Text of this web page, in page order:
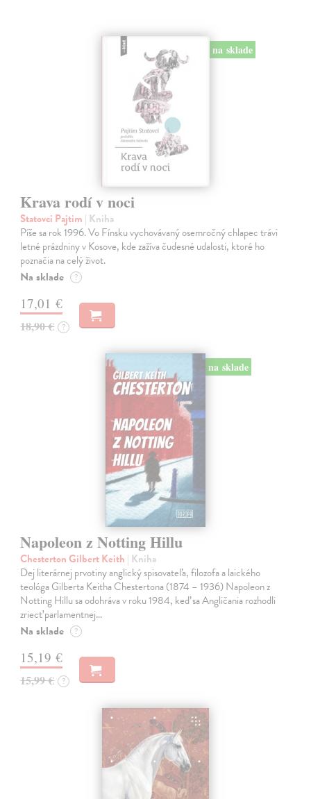
na sklade
Krava rodí v noci
Statovci Pajtim | Kniha
Píše sa rok 1996. Vo Fínsku vychovávaný osemročný chlapec trávi
letné prázdniny v Kosove, kde zažíva čudesné udalosti, ktoré ho
poznačia na celý život.
Na sklade ?
17,01 €
18,90 € ?
na sklade
Napoleon z Notting Hillu
Chesterton Gilbert Keith | Kniha
Dej literárnej prvotiny anglický spisovateľa, filozofa a laického
teológa Gilberta Keitha Chestertona (1874 – 1936) Napoleon z
Notting Hillu sa odohráva v roku 1984, keď sa Angličania rozhodli
zriecť parlamentnej…
Na sklade ?
15,19 €
15,99 € ?